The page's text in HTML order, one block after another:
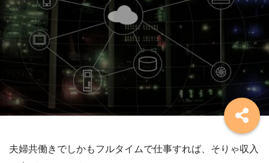
夫婦共働きでしかもフルタイムで仕事すれば、そりゃ収入